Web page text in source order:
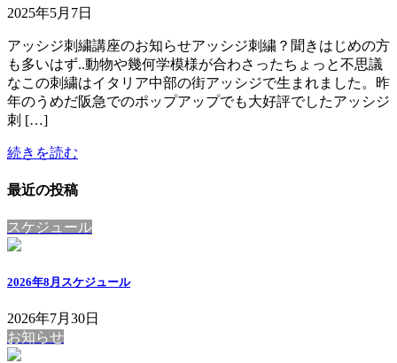
2025年5月7日
アッシジ刺繍講座のお知らせアッシジ刺繍？聞きはじめの方
も多いはず..動物や幾何学模様が合わさったちょっと不思議
なこの刺繍はイタリア中部の街アッシジで生まれました。昨
年のうめだ阪急でのポップアップでも大好評でしたアッシジ
刺 […]
続きを読む
最近の投稿
スケジュール
2026年8月スケジュール
2026年7月30日
お知らせ